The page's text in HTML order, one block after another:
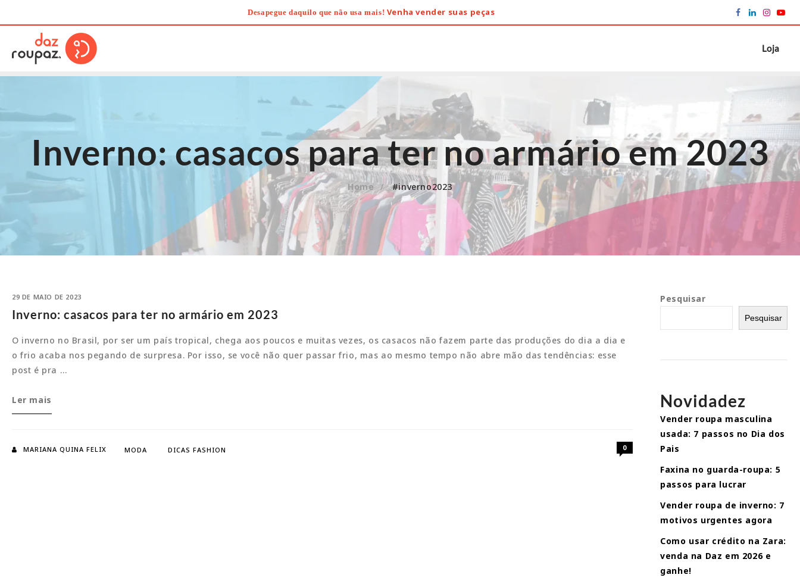
to
content
Desapegue daquilo que não usa mais! Venha vender suas peças
Loja
Inverno: casacos para ter no armário em 2023
Home #inverno2023
29 DE MAIO DE 2023
Inverno: casacos para ter no armário em 2023
O inverno no Brasil, por ser um país tropical, chega aos poucos e muitas vezes, os casacos não fazem parte das produções do dia a dia e
o frio acaba nos pegando de surpresa. Por isso, se você não quer passar frio, mas ao mesmo tempo não abre mão das tendências: esse
post é pra …
Inverno:
casacos
ter
Ler mais
MARIANA QUINA FELIX MODA DICAS FASHION 0
Pesquisar
Pesquisar
Novidadez
Vender roupa masculina
usada: 7 passos no Dia dos
Pais
Faxina no guarda-roupa: 5
passos para lucrar
Vender roupa de inverno: 7
motivos urgentes agora
Como usar crédito na Zara:
venda na Daz em 2026 e
ganhe!